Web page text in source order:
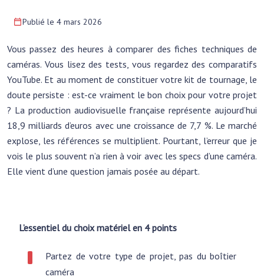
Publié le 4 mars 2026
Vous passez des heures à comparer des fiches techniques de
caméras. Vous lisez des tests, vous regardez des comparatifs
YouTube. Et au moment de constituer votre kit de tournage, le
doute persiste : est-ce vraiment le bon choix pour votre projet
? La production audiovisuelle française représente aujourd’hui
18,9 milliards d’euros avec une croissance de 7,7 %. Le marché
explose, les références se multiplient. Pourtant, l’erreur que je
vois le plus souvent n’a rien à voir avec les specs d’une caméra.
Elle vient d’une question jamais posée au départ.
L’essentiel du choix matériel en 4 points
Partez de votre type de projet, pas du boîtier
caméra